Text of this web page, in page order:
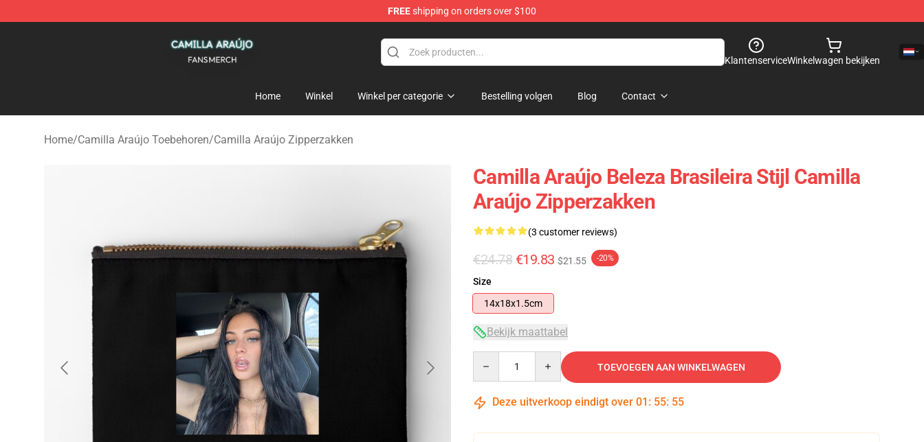
FREEshipping on orders over $100
KlantenserviceWinkelwagen bekijken
Home Winkel Winkel per categorie Bestelling volgen Blog Contact
Home/Camilla Araújo Toebehoren/Camilla Araújo Zipperzakken
Camilla Araújo Beleza Brasileira Stijl Camilla
Araújo Zipperzakken
(3 customer reviews)
€24.78 €19.83 $21.55 -20%
Size
14x18x1.5cm
Bekijk maattabel
TOEVOEGEN AAN WINKELWAGEN
Deze uitverkoop eindigt over 01 : 55: 54